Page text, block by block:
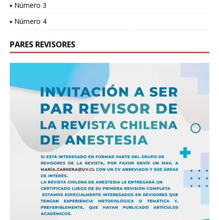
▪ Número 3
▪ Número 4
PARES REVISORES